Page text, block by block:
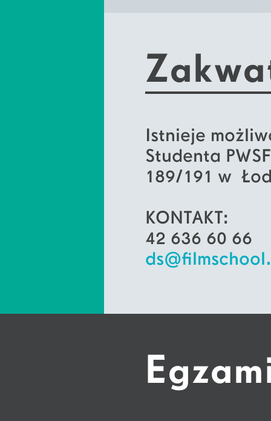
Istnieje
Studenta
189/191 w
KONTAKT:
42 636 60 66